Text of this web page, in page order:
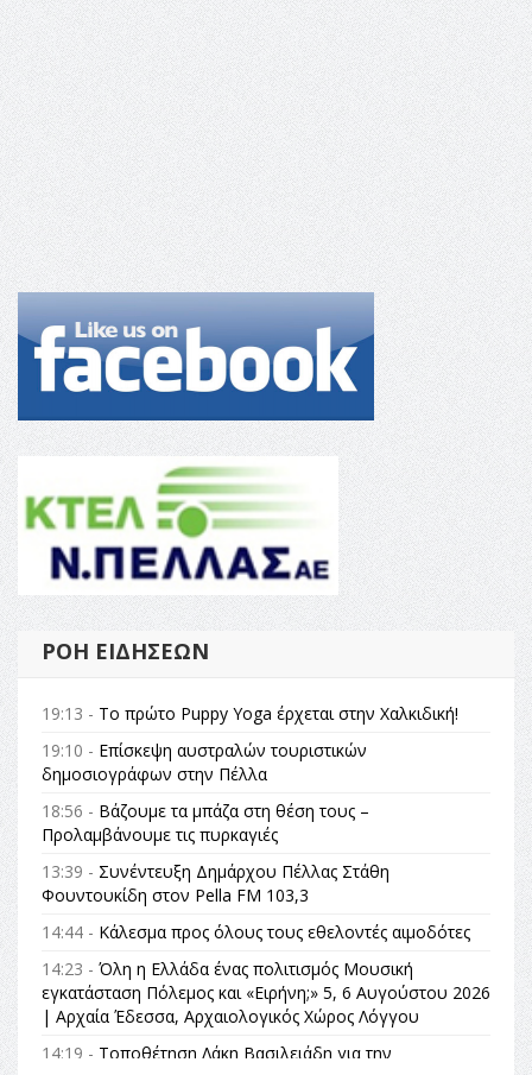
ΡΟΉ ΕΙΔΉΣΕΩΝ
19:13 - Το πρώτο Puppy Yoga έρχεται στην Χαλκιδική!
19:10 - Επίσκεψη αυστραλών τουριστικών
δημοσιογράφων στην Πέλλα
18:56 - Βάζουμε τα μπάζα στη θέση τους –
Προλαμβάνουμε τις πυρκαγιές
13:39 - Συνέντευξη Δημάρχου Πέλλας Στάθη
Φουντουκίδη στον Pella FM 103,3
14:44 - Κάλεσμα προς όλους τους εθελοντές αιμοδότες
14:23 - Όλη η Ελλάδα ένας πολιτισμός Μουσική
εγκατάσταση Πόλεμος και «Ειρήνη;» 5, 6 Αυγούστου 2026
| Αρχαία Έδεσσα, Αρχαιολογικός Χώρος Λόγγου
14:19 - Τοποθέτηση Λάκη Βασιλειάδη για την